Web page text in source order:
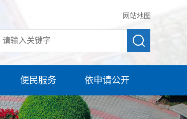
网站地图
便民服务 依申请公开